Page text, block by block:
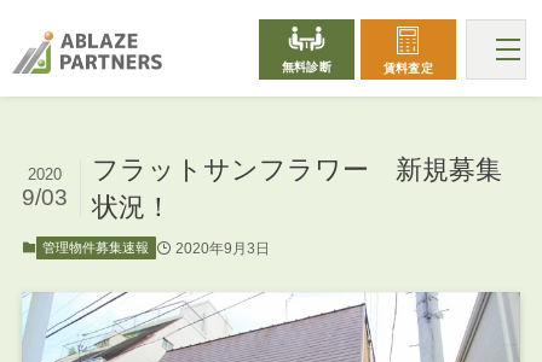
無料診断 賃料査定
フラットサンフラワー 新規募集
状況！
2020
9/03
管理物件募集速報 2020年9月3日